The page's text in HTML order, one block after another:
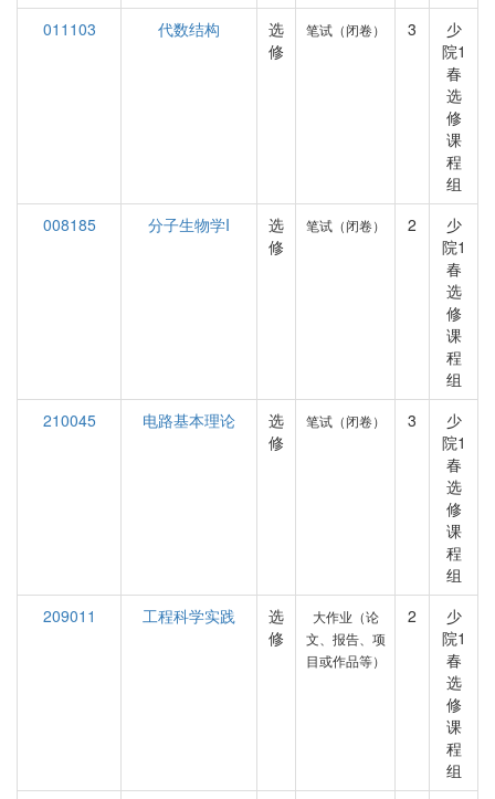
011103
代数结构
选
修
笔试（闭卷） 3
少
院1
春
选
修
课
程
组
008185
分子生物学I
选
修
笔试（闭卷） 2
少
院1
春
选
修
课
程
组
210045
电路基本理论
选
修
笔试（闭卷） 3
少
院1
春
选
修
课
程
组
209011
工程科学实践
选
修
大作业（论
文、报告、项
目或作品等）
2
少
院1
春
选
修
课
程
组